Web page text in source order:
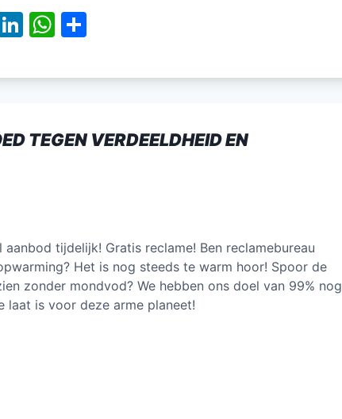
Li
k
dI
n
W
at
A
p
e
TEGEN VERDEELDHEID EN
tijdelijk! Gratis reclame! Ben reclamebureau
Het is nog steeds te warm hoor! Spoor de
zonder mondvod? We hebben ons doel van 99% nog
laat is voor deze arme planeet!